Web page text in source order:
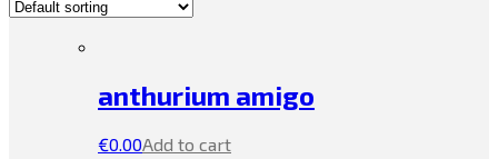
anthurium amigo
€0.00Add to cart